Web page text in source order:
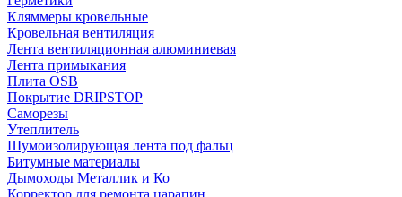
Кляммеры кровельные
Кровельная вентиляция
Лента вентиляционная алюминиевая
Лента примыкания
Плита OSB
Покрытие DRIPSTOP
Саморезы
Утеплитель
Шумоизолирующая лента под фальц
Битумные материалы
Дымоходы Металлик и Ко
Корректор для ремонта царапин